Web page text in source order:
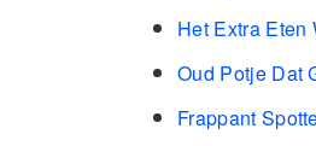
Het Extra Eten
Oud Potje Dat
Frappant